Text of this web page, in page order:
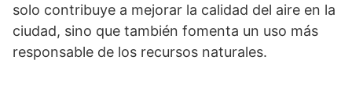
solo contribuye a mejorar la calidad del aire en la
ciudad, sino que también fomenta un uso más
responsable de los recursos naturales.